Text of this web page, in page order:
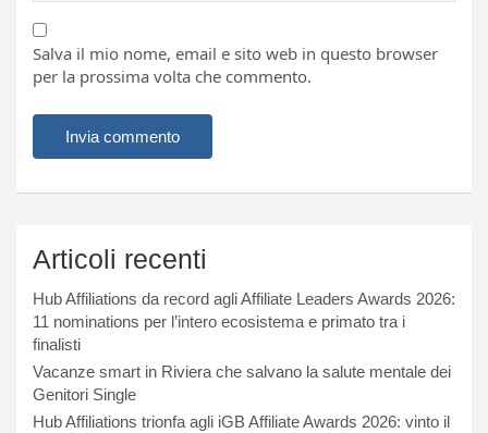
Salva il mio nome, email e sito web in questo browser
per la prossima volta che commento.
Articoli recenti
Hub Affiliations da record agli Affiliate Leaders Awards 2026:
11 nominations per l’intero ecosistema e primato tra i
finalisti
Vacanze smart in Riviera che salvano la salute mentale dei
Genitori Single
Hub Affiliations trionfa agli iGB Affiliate Awards 2026: vinto il